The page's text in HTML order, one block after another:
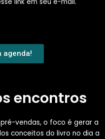
agenda!
encontros
vendas, o foco é gerar a
conceitos do livro no dia a